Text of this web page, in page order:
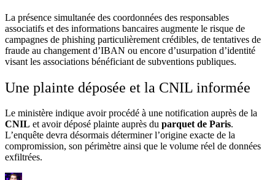
La présence simultanée des coordonnées des responsables
associatifs et des informations bancaires augmente le risque de
campagnes de phishing particulièrement crédibles, de tentatives de
fraude au changement d’IBAN ou encore d’usurpation d’identité
visant les associations bénéficiant de subventions publiques.
Une plainte déposée et la CNIL informée
Le ministère indique avoir procédé à une notification auprès de la
CNIL et avoir déposé plainte auprès du parquet de Paris.
L’enquête devra désormais déterminer l’origine exacte de la
compromission, son périmètre ainsi que le volume réel de données
exfiltrées.